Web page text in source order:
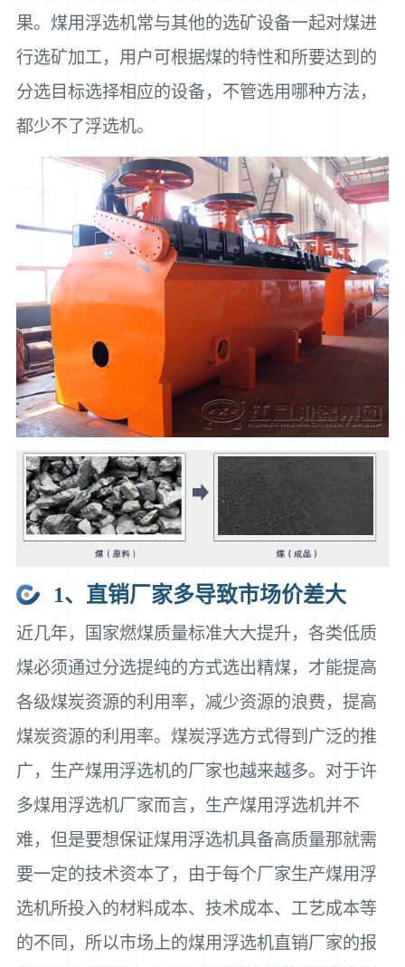
果。煤用浮选机常与其他的选矿设备一起对煤进
行选矿加工，用户可根据煤的特性和所要达到的
分选目标选择相应的设备，不管选用哪种方法，
都少不了浮选机。
1、直销厂家多导致市场价差大
近几年，国家燃煤质量标准大大提升，各类低质
煤必须通过分选提纯的方式选出精煤，才能提高
各级煤炭资源的利用率，减少资源的浪费，提高
煤炭资源的利用率。煤炭浮选方式得到广泛的推
广，生产煤用浮选机的厂家也越来越多。对于许
多煤用浮选机厂家而言，生产煤用浮选机并不
难，但是要想保证煤用浮选机具备高质量那就需
要一定的技术资本了，由于每个厂家生产煤用浮
选机所投入的材料成本、技术成本、工艺成本等
的不同，所以市场上的煤用浮选机直销厂家的报